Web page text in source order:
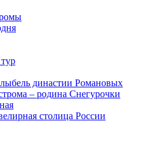
династии Романовых
– родина Снегурочки
столица России